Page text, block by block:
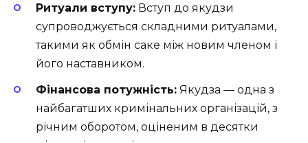
Ритуали вступу: Вступ до якудзи
супроводжується складними ритуалами,
такими як обмін саке між новим членом і
його наставником.
Фінансова потужність: Якудза — одна з
найбагатших кримінальних організацій, з
річним оборотом, оціненим в десятки